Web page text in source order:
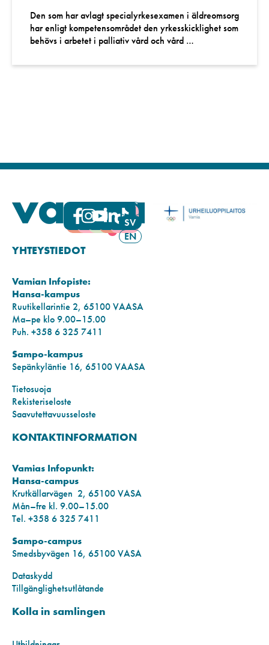
Den som har avlagt specialyrkesexamen i äldreomsorg
har enligt kompetensområdet den yrkesskicklighet som
behövs i arbetet i palliativ vård och vård …
FI
SV
EN
YHTEYSTIEDOT
Vamian Infopiste:
Hansa-kampus
Ruutikellarintie 2, 65100 VAASA
Ma–pe klo 9.00–15.00
Puh. +358 6 325 7411
Sampo-kampus
Sepänkyläntie 16, 65100 VAASA
Tietosuoja
Rekisteriseloste
Saavutettavuusseloste
KONTAKTINFORMATION
Vamias Infopunkt:
Hansa-campus
Krutkällarvägen 2, 65100 VASA
Mån–fre kl. 9.00–15.00
Tel. +358 6 325 7411
Sampo-campus
Smedsbyvägen 16, 65100 VASA
Dataskydd
Tillgänglighetsutlåtande
Kolla in samlingen